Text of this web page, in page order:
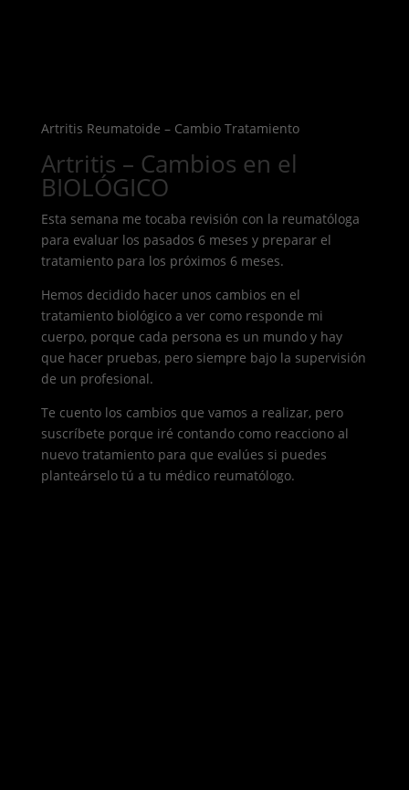
Artritis Reumatoide – Cambio Tratamiento
Artritis – Cambios en el
BIOLÓGICO
Esta semana me tocaba revisión con la reumatóloga
para evaluar los pasados 6 meses y preparar el
tratamiento para los próximos 6 meses.
Hemos decidido hacer unos cambios en el
tratamiento biológico a ver como responde mi
cuerpo, porque cada persona es un mundo y hay
que hacer pruebas, pero siempre bajo la supervisión
de un profesional.
Te cuento los cambios que vamos a realizar, pero
suscríbete porque iré contando como reacciono al
nuevo tratamiento para que evalúes si puedes
planteárselo tú a tu médico reumatólogo.